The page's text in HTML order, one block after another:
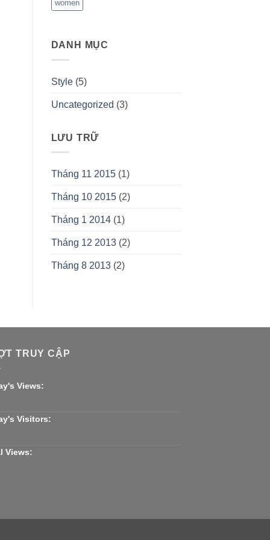
women
DANH MỤC
Style(5)
Uncategorized (3)
LƯU TRỮ
Tháng 11 2015(1)
Tháng 10 2015(2)
Tháng 1 2014(1)
Tháng 12 2013(2)
Tháng 8 2013(2)
TRUY CẬP
Views:
Visitors:
Views: